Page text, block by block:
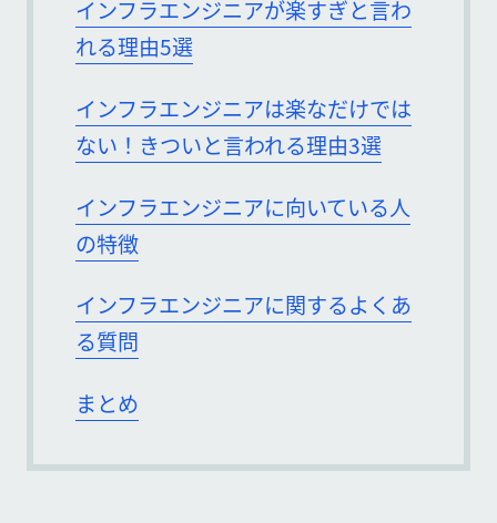
インフラエンジニアが楽すぎと言わ
れる理由5選
インフラエンジニアは楽なだけでは
ない！きついと言われる理由3選
インフラエンジニアに向いている人
の特徴
インフラエンジニアに関するよくあ
る質問
まとめ